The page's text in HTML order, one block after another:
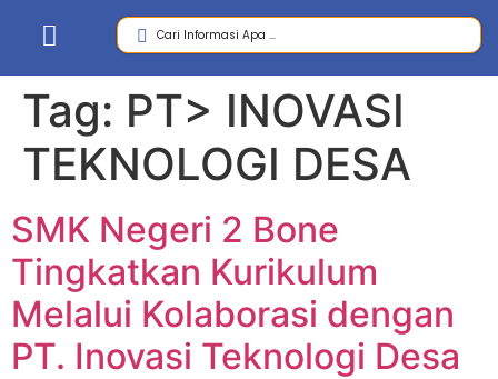
Tag: PT> INOVASI
TEKNOLOGI DESA
SMK Negeri 2 Bone
Tingkatkan Kurikulum
Melalui Kolaborasi dengan
PT. Inovasi Teknologi Desa